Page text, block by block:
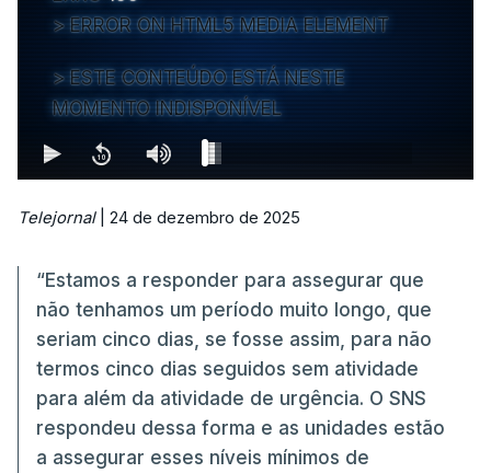
ERROR ON HTML5 MEDIA ELEMENT
ESTE CONTEÚDO ESTÁ NESTE
MOMENTO INDISPONÍVEL
Telejornal| 24 de dezembro de 2025
“Estamos a responder para assegurar que
não tenhamos um período muito longo, que
seriam cinco dias, se fosse assim, para não
termos cinco dias seguidos sem atividade
para além da atividade de urgência. O SNS
respondeu dessa forma e as unidades estão
a assegurar esses níveis mínimos de